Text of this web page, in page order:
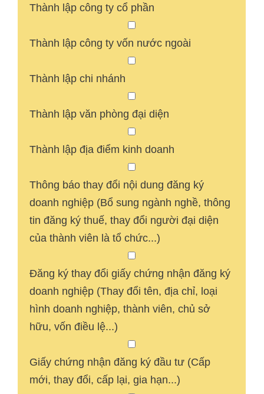
Thành lập công ty cổ phần
Thành lập công ty vốn nước ngoài
Thành lập chi nhánh
Thành lập văn phòng đại diện
Thành lập địa điểm kinh doanh
Thông báo thay đổi nội dung đăng ký
doanh nghiệp (Bổ sung ngành nghề, thông
tin đăng ký thuế, thay đổi người đại diện
của thành viên là tổ chức...)
Đăng ký thay đổi giấy chứng nhận đăng ký
doanh nghiệp (Thay đổi tên, địa chỉ, loại
hình doanh nghiệp, thành viên, chủ sở
hữu, vốn điều lệ...)
Giấy chứng nhận đăng ký đầu tư (Cấp
mới, thay đổi, cấp lại, gia hạn...)